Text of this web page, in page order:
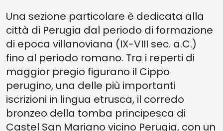
Una sezione particolare è dedicata alla
città di Perugia dal periodo di formazione
di epoca villanoviana (IX-VIII sec. a.C.)
fino al periodo romano. Tra i reperti di
maggior pregio figurano il Cippo
perugino, una delle più importanti
iscrizioni in lingua etrusca, il corredo
bronzeo della tomba principesca di
Castel San Mariano vicino Perugia, con un